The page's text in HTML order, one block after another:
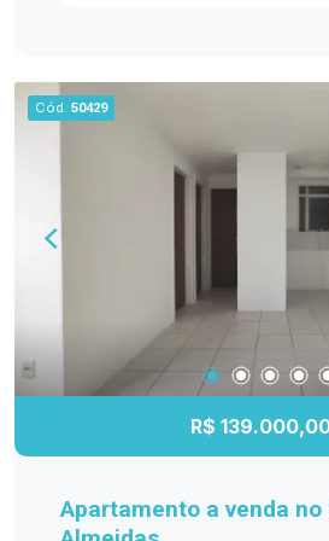
dormitório principal,
organização e elegância. O
de vidro, e o quarto principal
condicionado, garantindo maior
perfeita para reunir a família e
vidro, agregando ainda mais
valorização ao imóvel. Se você procura um
apartamento moderno, bem
para receber sua família, esta
ideal! Entre em contato e
Cód. 50429
R$
Apartamento a venda no